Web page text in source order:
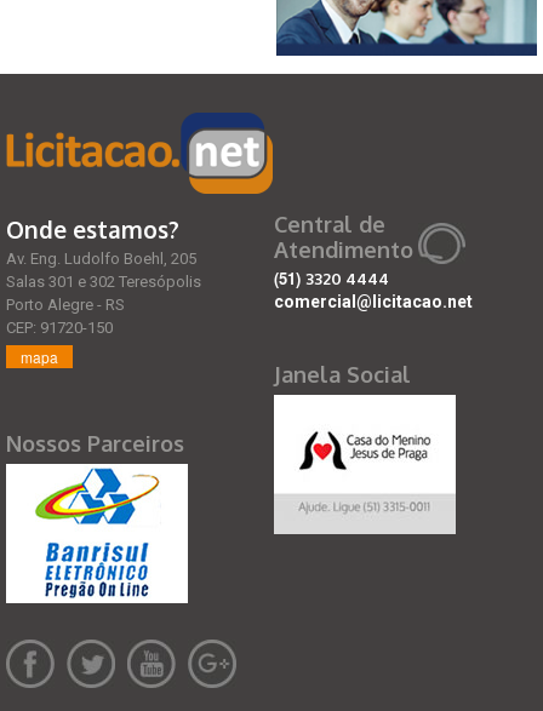
Onde estamos?
Av. Eng. Ludolfo Boehl, 205
Salas 301 e 302 Teresópolis
Porto Alegre - RS
CEP: 91720-150
mapa
Nossos Parceiros
Central de
Atendimento
(51) 3320 4444
comercial@licitacao.net
Janela Social